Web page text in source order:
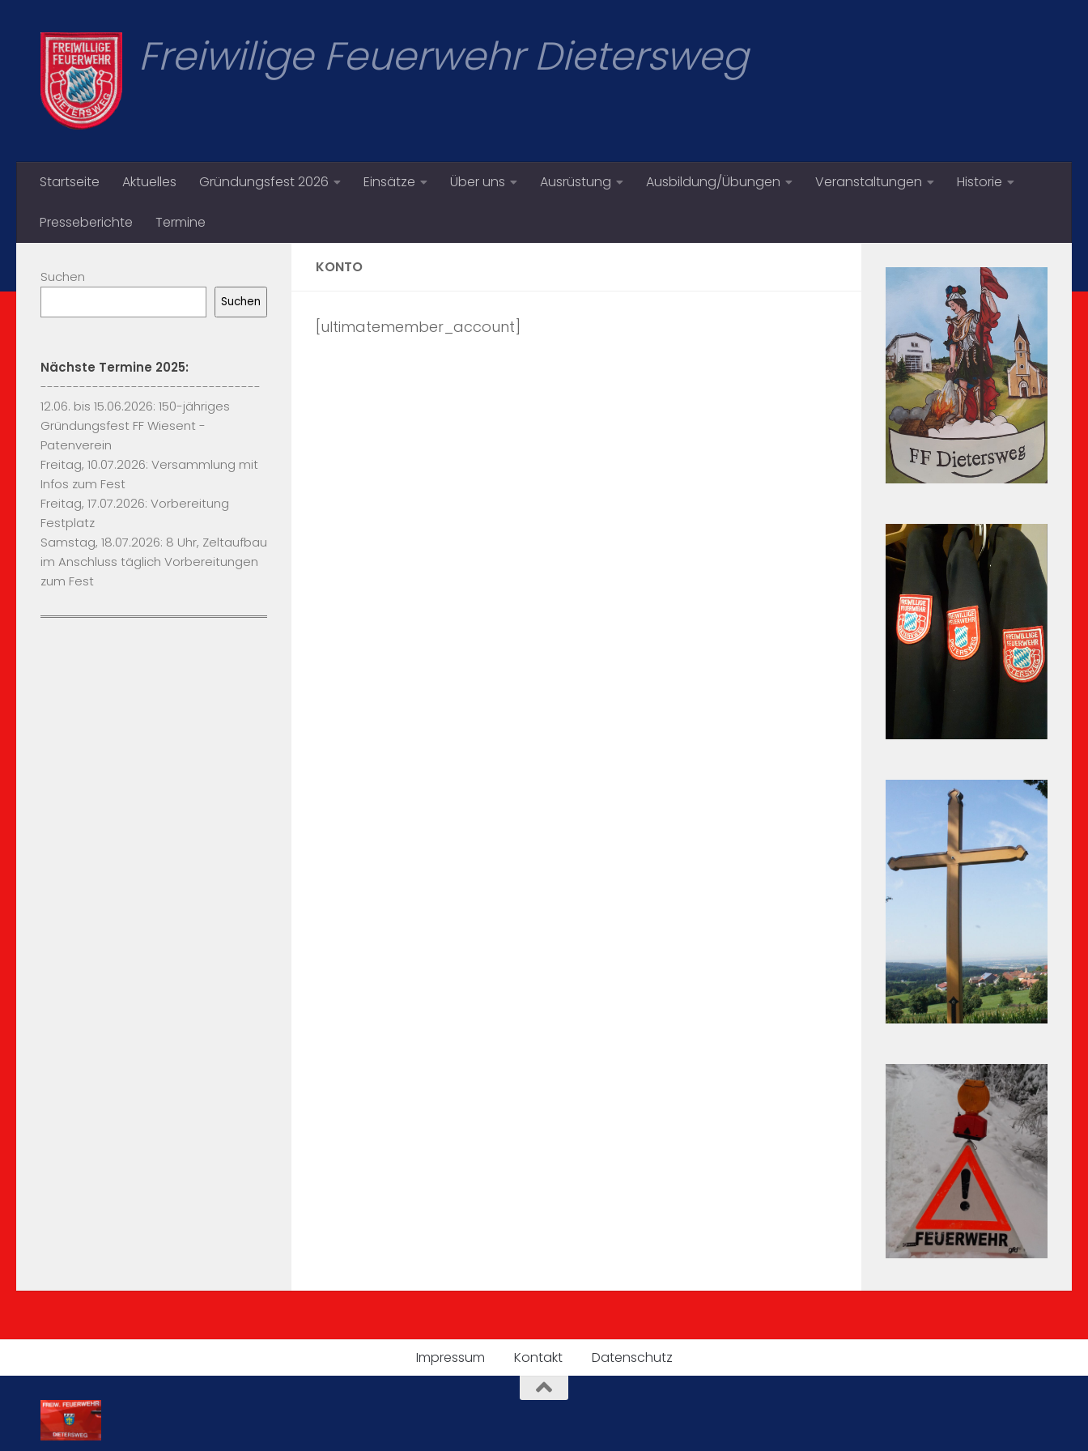
Freiwilige Feuerwehr Dietersweg
Startseite Aktuelles Gründungsfest 2026 Einsätze Über uns Ausrüstung Ausbildung/Übungen Veranstaltungen Historie
Presseberichte Termine
KONTO
[ultimatemember_account]
Suchen
Suchen
Nächste Termine 2025:
----------------------------------
12.06. bis 15.06.2026: 150-jähriges
Gründungsfest FF Wiesent -
Patenverein
Freitag, 10.07.2026: Versammlung mit
Infos zum Fest
Freitag, 17.07.2026: Vorbereitung
Festplatz
Samstag, 18.07.2026: 8 Uhr, Zeltaufbau
im Anschluss täglich Vorbereitungen
zum Fest
Impressum Kontakt Datenschutz